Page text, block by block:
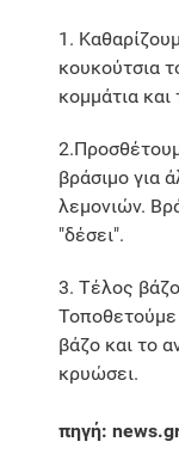
1.
κουκούτσια
κομμάτια
βράσιμο για
λεμονιών.
"δέσει".
3. Τέλος
βάζο και το
κρυώσει.
πηγή: